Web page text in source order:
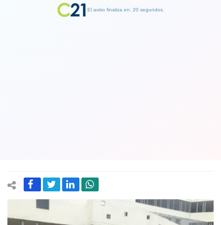
El aviso finaliza en: 19 segundos.